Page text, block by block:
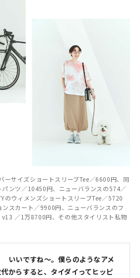
ーサイズショートスリーブTee／6600円、同
パンツ／10450円、ニューバランスの574／
ウィメンズショートスリーブTee／5720
スカート／9900円、ニューバランスのフ
／1万8700円、その他スタイリスト私物
いいですね～。僕らのようなアメ
からすると、タイダイってヒッピ